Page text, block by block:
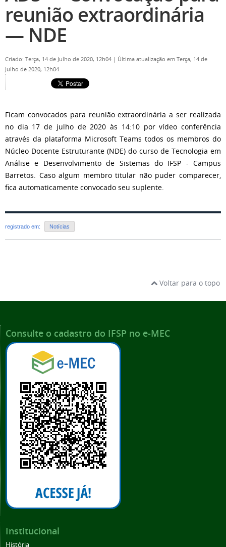
reunião extraordinária
— NDE
Criado: Terça, 14 de Julho de 2020, 12h04 | Última atualização em Terça, 14 de
Julho de 2020, 12h04
Ficam convocados para reunião extraordinária a ser realizada
no dia 17 de julho de 2020 às 14:10 por vídeo conferência
através da plataforma Microsoft Teams todos os membros do
Núcleo Docente Estruturante (NDE) do curso de Tecnologia em
Análise e Desenvolvimento de Sistemas do IFSP - Campus
Barretos. Caso algum membro titular não puder comparecer,
fica automaticamente convocado seu suplente.
registrado em: Notícias
Voltar para o topo
Consulte o cadastro do IFSP no e-MEC
Institucional
História